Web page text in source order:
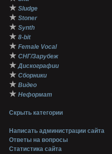
★ Sludge
★ Stoner
★ Synth
★ 8-bit
★ Female Vocal
★ СНГ/Зарубеж
★ Дискографии
★ Сборники
★ Видео
★ Неформат
Скрыть категории
Написать администрации сайта
Ответы на вопросы
Статистика сайта